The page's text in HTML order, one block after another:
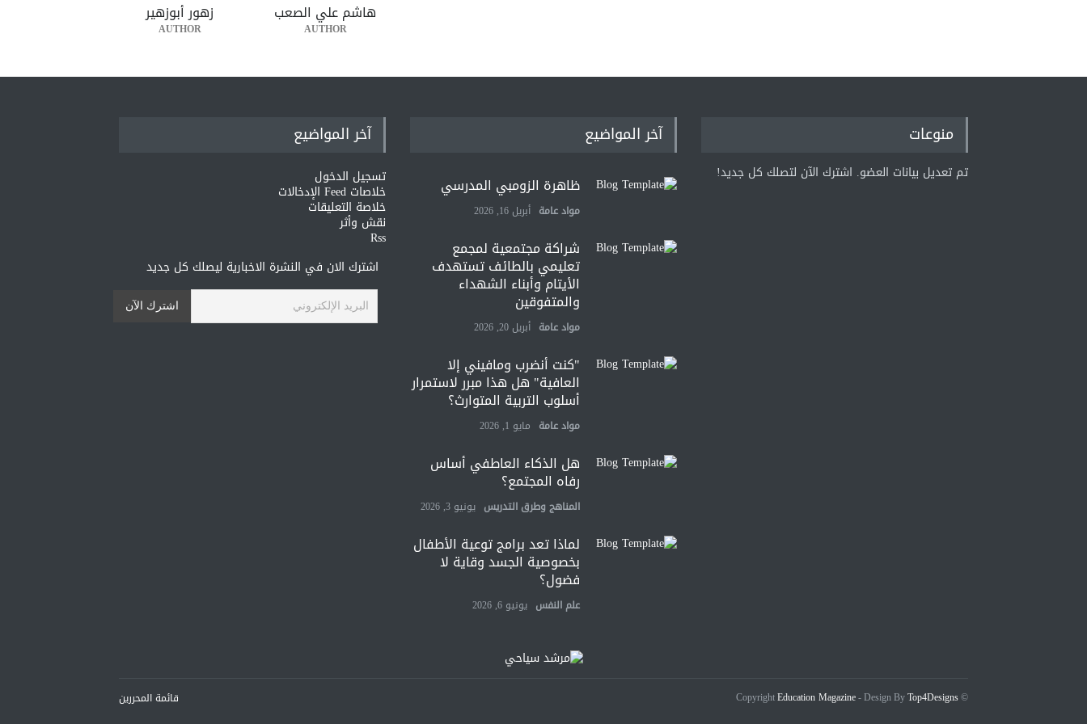
هاشم علي الصعب
AUTHOR
زهور أبوزهير
AUTHOR
منوعات
تم تعديل بيانات العضو. اشترك الآن لتصلك كل جديد!
آخر المواضيع
ظاهرة الزومبي المدرسي
مواد عامة أبريل 16, 2026
شراكة مجتمعية لمجمع
تعليمي بالطائف تستهدف
الأيتام وأبناء الشهداء
والمتفوقين
مواد عامة أبريل 20, 2026
"كنت أنضرب ومافيني إلا
العافية" هل هذا مبرر لاستمرار
أسلوب التربية المتوارث؟
مواد عامة مايو 1, 2026
هل الذكاء العاطفي أساس
رفاه المجتمع؟
المناهج وطرق التدريس يونيو 3, 2026
لماذا تعد برامج توعية الأطفال
بخصوصية الجسد وقاية لا
فضول؟
علم النفس يونيو 6, 2026
آخر المواضيع
تسجيل الدخول
خلاصات Feed الإدخالات
خلاصة التعليقات
نقش وأثر
Rss
اشترك الان في النشرة الاخبارية ليصلك كل جديد
© Copyright
Education Magazine - Design By Top4Designs قائمة المحررين